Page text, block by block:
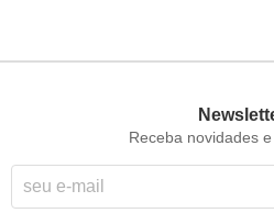
Receba novidades